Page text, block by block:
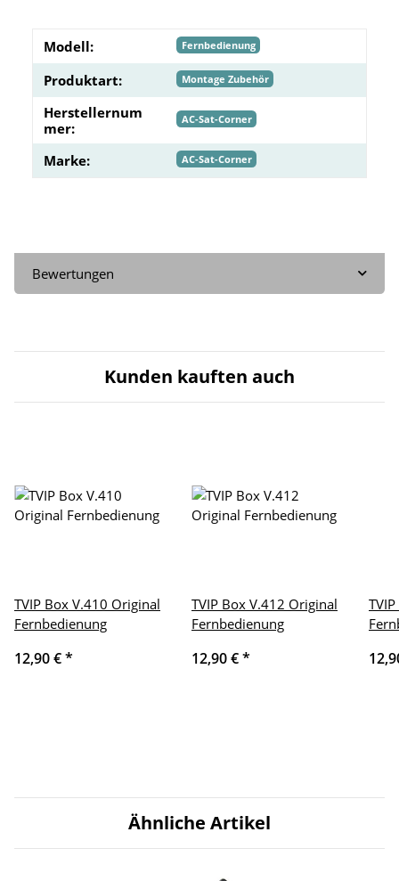
Modell: Fernbedienung
Produktart: Montage Zubehör
Herstellernum
mer:
AC-Sat-Corner
Marke: AC-Sat-Corner
Bewertungen
Kunden kauften auch
TVIP Box V.410 Original
Fernbedienung
12,90 €*
TVIP Box V.412 Original
Fernbedienung
12,90 €*
Ähnliche Artikel